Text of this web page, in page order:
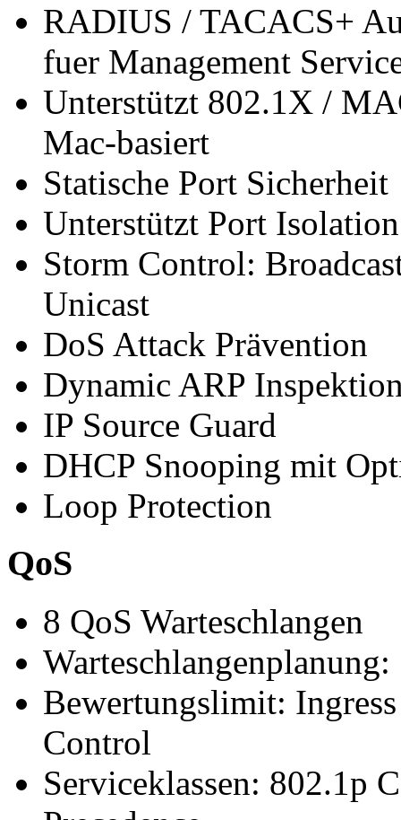
RADIUS / TACACS+
fuer Management
Unterstützt 802.1X /
Mac-basiert
Statische Port Sicherheit
Unterstützt Port
Storm Control:
Unicast
DoS Attack Prävention
Dynamic ARP
IP Source Guard
DHCP Snooping mit
Loop Protection
QoS
8 QoS Warteschlangen
Bewertungslimit:
Control
Serviceklassen: 802.1p